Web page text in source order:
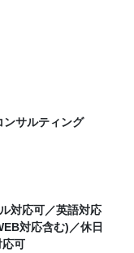
ンサルティング
対応可／英語対応
対応含む)／休日
可